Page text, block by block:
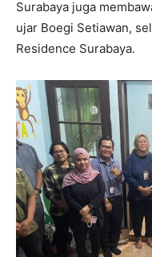
Surabaya juga
ujar Boegi Setiawan,
Residence Surabaya.